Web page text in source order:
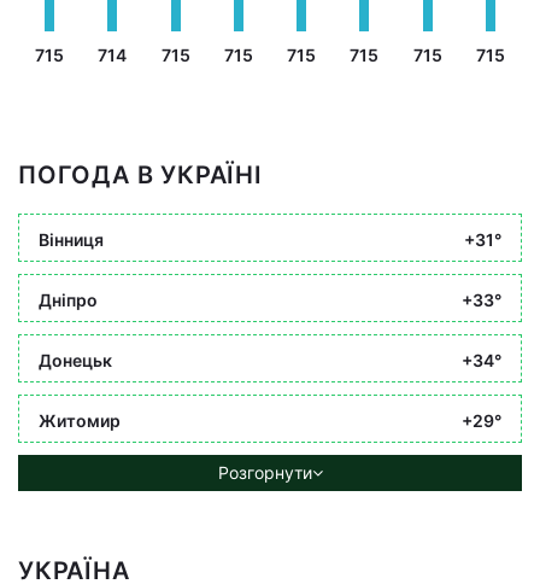
715 714 715 715 715 715 715 715
ПОГОДА В УКРАЇНІ
Вінниця +31°
Дніпро +33°
Донецьк +34°
Житомир +29°
Розгорнути
УКРАЇНА